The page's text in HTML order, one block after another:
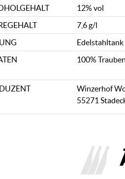
12% vol
7,6 g/l
Edelstahltank
100%
Winzerhof
55271